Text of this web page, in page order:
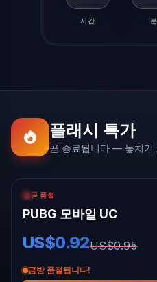
시간 분
플래시 특가
곧 종료됩니다 — 놓치기
-3%
절약US$0.03
곧 품절
PUBG 모바일 UC
US$0.92US$0.95
금방 품절됩니다!